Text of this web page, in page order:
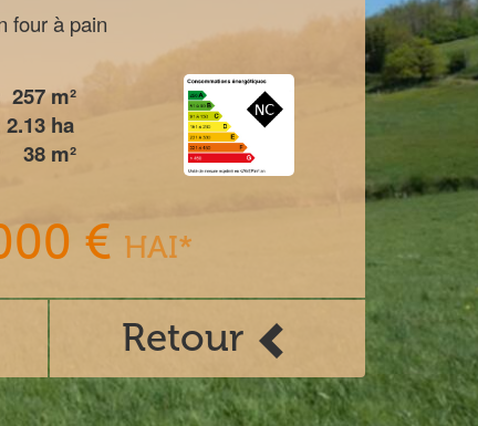
four à pain
257m²
2.13 ha
38 m²
€ HAI*
Retour